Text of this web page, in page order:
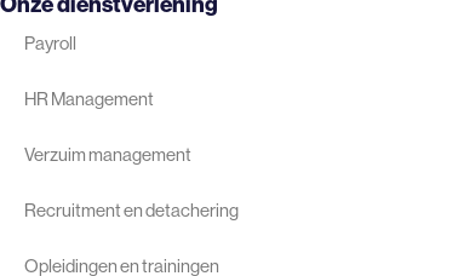
Payroll
HR Management
Verzuim management
Recruitment en detachering
Opleidingen en trainingen